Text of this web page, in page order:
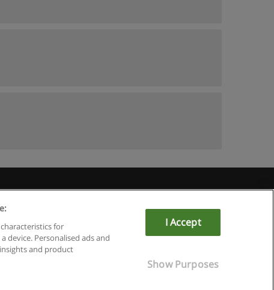
for
device. Personalised ads and
and product
I Accept
Show Purposes